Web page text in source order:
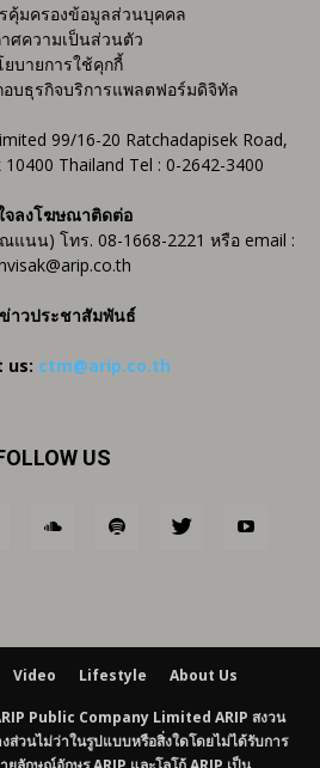
คุ้มครองข้อมูลส่วนบุคคล
ศความเป็นส่วนตัว
บายการใช้คุกกี้
อบธุรกิจบริการแพลตฟอร์มดิจิทัล
99/16-20 Ratchadapisek Road,
Thailand Tel : 0-2642-3400
จลงโฆษณาติดต่อ
นน) โทร. 08-1668-2221 หรือ email :
าวประชาสัมพันธ์
us: ctm@arip.co.th
US
Video Lifestyle About Us
Public Company Limited ARIP สงวน
วนไม่ว่าในรูปแบบหรือสิ่งใดโดยไม่ได้รับการ